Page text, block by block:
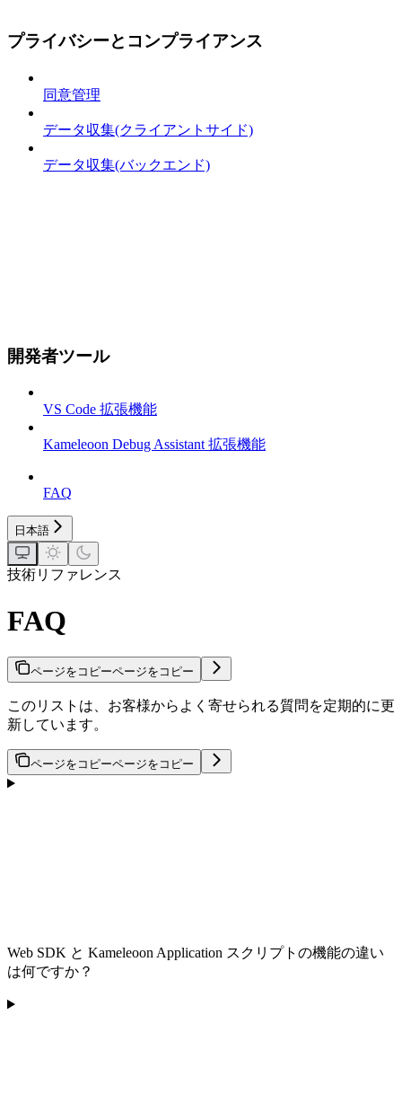
プライバシーとコンプライアンス
同意管理
データ収集(クライアントサイド)
データ収集(バックエンド)
開発者ツール
VS Code 拡張機能
Kameleoon Debug Assistant 拡張機能
FAQ
日本語
技術リファレンス
FAQ
ページをコピーページをコピー
このリストは、お客様からよく寄せられる質問を定期的に更
新しています。
ページをコピーページをコピー
Web SDK と Kameleoon Application スクリプトの機能の違い
は何ですか？